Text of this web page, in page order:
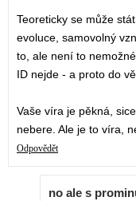
Teoreticky se může
evoluce, samovolný
to, ale není to
ID nejde - a proto do
Vaše víra je pěkná,
nebere. Ale je to víra,
Odpovědět
no ale s